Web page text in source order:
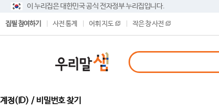
이 누리집은 대한민국 공식 전자정부 누리집입니다.
집필 참여하기 사전 통계 어휘 지도 작은 창 사전
계정(ID) / 비밀번호 찾기